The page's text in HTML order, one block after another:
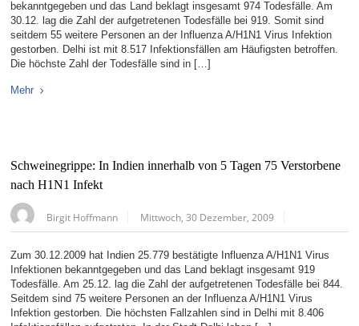
bekanntgegeben und das Land beklagt insgesamt 974 Todesfälle. Am
30.12. lag die Zahl der aufgetretenen Todesfälle bei 919. Somit sind
seitdem 55 weitere Personen an der Influenza A/H1N1 Virus Infektion
gestorben. Delhi ist mit 8.517 Infektionsfällen am Häufigsten betroffen.
Die höchste Zahl der Todesfälle sind in […]
Mehr
Schweinegrippe: In Indien innerhalb von 5 Tagen 75 Verstorbene
nach H1N1 Infekt
Birgit Hoffmann Mittwoch, 30 Dezember, 2009
Zum 30.12.2009 hat Indien 25.779 bestätigte Influenza A/H1N1 Virus
Infektionen bekanntgegeben und das Land beklagt insgesamt 919
Todesfälle. Am 25.12. lag die Zahl der aufgetretenen Todesfälle bei 844.
Seitdem sind 75 weitere Personen an der Influenza A/H1N1 Virus
Infektion gestorben. Die höchsten Fallzahlen sind in Delhi mit 8.406